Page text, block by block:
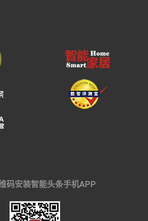
码安装智能头条手机APP